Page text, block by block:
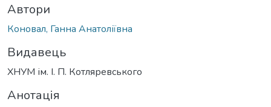
Автори
Коновал, Ганна Анатоліївна
Видавець
ХНУМ ім. І. П. Котляревського
Анотація